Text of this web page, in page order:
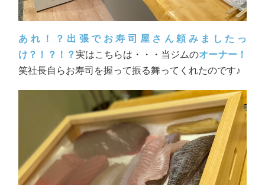
あれ！？出張でお寿司屋さん頼みましたっ
け？！？！？実はこちらは・・・当ジムのオーナー！
笑社長自らお寿司を握って振る舞ってくれたのです♪